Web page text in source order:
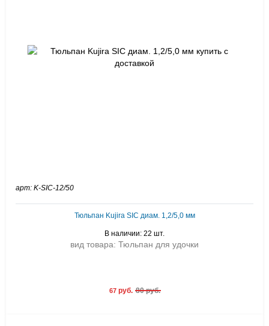
арт: K-SIC-12/50
Тюльпан Kujira SIC диам. 1,2/5,0 мм
В наличии: 22 шт.
вид товара: Тюльпан для удочки
67руб. 80 руб.